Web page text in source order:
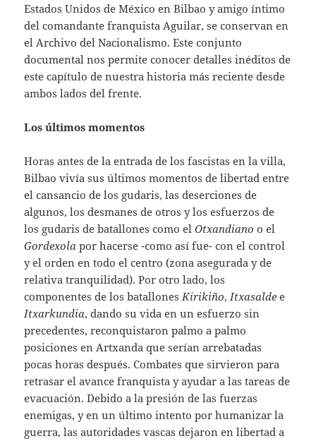
Estados Unidos de México en Bilbao y amigo íntimo
del comandante franquista Aguilar, se conservan en
el Archivo del Nacionalismo. Este conjunto
documental nos permite conocer detalles inéditos de
este capítulo de nuestra historia más reciente desde
ambos lados del frente.
Los últimos momentos
Horas antes de la entrada de los fascistas en la villa,
Bilbao vivía sus últimos momentos de libertad entre
el cansancio de los gudaris, las deserciones de
algunos, los desmanes de otros y los esfuerzos de
los gudaris de batallones como elOtxandiano o el
Gordexola por hacerse -como así fue- con el control
y el orden en todo el centro (zona asegurada y de
relativa tranquilidad). Por otro lado, los
componentes de los batallonesKirikiño,Itxasalde e
Itxarkundia, dando su vida en un esfuerzo sin
precedentes, reconquistaron palmo a palmo
posiciones en Artxanda que serían arrebatadas
pocas horas después. Combates que sirvieron para
retrasar el avance franquista y ayudar a las tareas de
evacuación. Debido a la presión de las fuerzas
enemigas, y en un último intento por humanizar la
guerra, las autoridades vascas dejaron en libertad a